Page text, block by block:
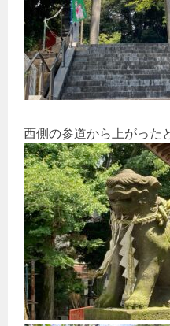
西側の参道から上がった